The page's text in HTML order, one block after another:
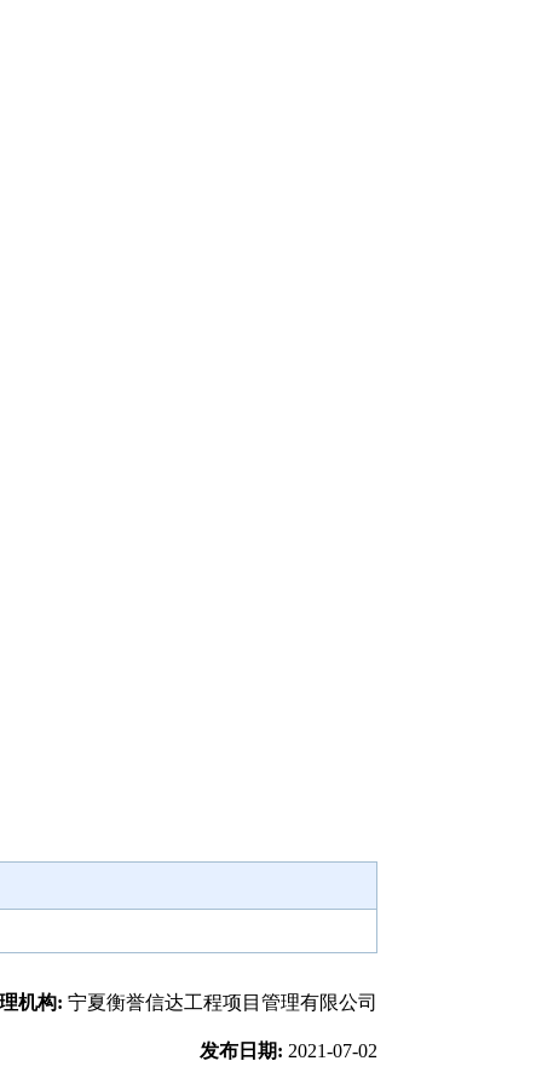
机构: 宁夏衡誉信达工程项目管理有限公司
发布日期: 2021-07-02